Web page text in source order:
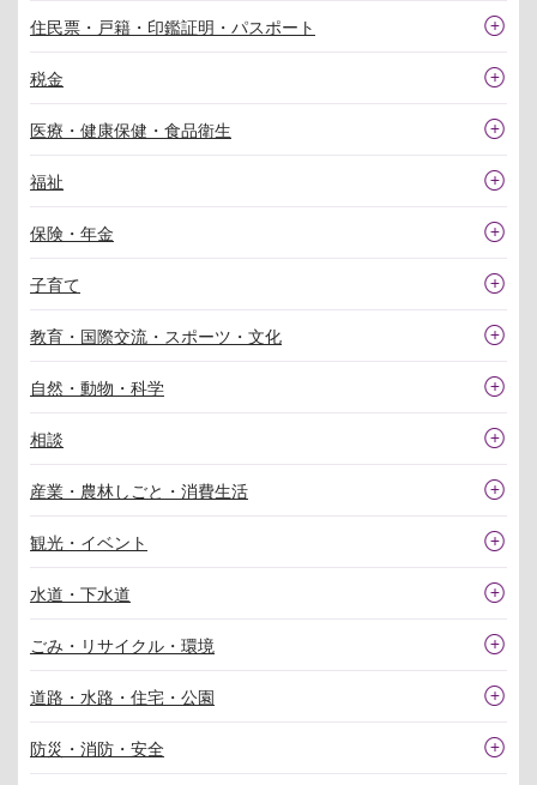
住民票・戸籍・印鑑証明・パスポート
税金
医療・健康保健・食品衛生
福祉
保険・年金
子育て
教育・国際交流・スポーツ・文化
自然・動物・科学
相談
産業・農林しごと・消費生活
観光・イベント
水道・下水道
ごみ・リサイクル・環境
道路・水路・住宅・公園
防災・消防・安全